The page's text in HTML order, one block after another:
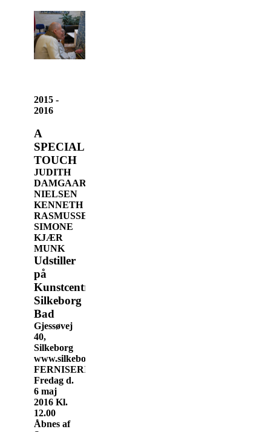
2015 -
2016
A
SPECIAL
TOUCH
JUDITH
DAMGAARD
NIELSEN
KENNETH
RASMUSSEN
SIMONE
KJÆR
MUNK
Udstiller
på
Kunstcentret
Silkeborg
Bad
Gjessøvej
40,
Silkeborg
www.silkeborgbad.dk
FERNISERING:
Fredag d.
6 maj
2016 Kl.
12.00
Åbnes af